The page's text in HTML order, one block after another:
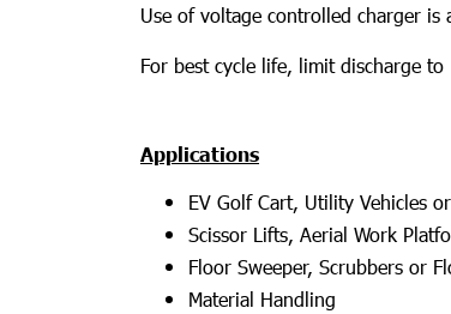
Use of voltage controlled charger
For best cycle life, limit discharge
Applications
EV Golf Cart, Utility Vehicles
Scissor Lifts, Aerial Work
Floor Sweeper, Scrubbers or
Material Handling